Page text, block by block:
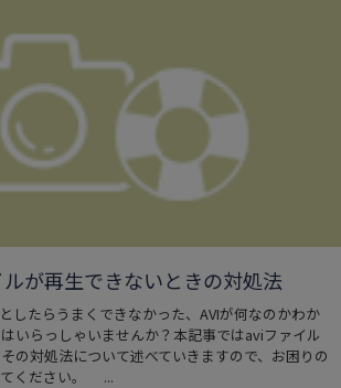
が再生できないときの対処法
したらうまくできなかった、AVIが何なのかわか
いらっしゃいませんか？本記事ではaviファイル
の対処法について述べていきますので、お困りの
てください。 ...